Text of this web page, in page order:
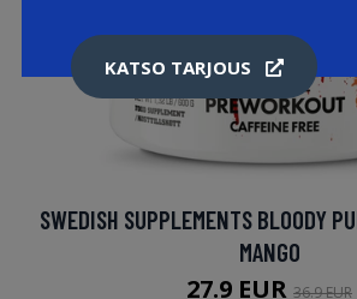
SWEDISH SUPPLEMENTS BLOODY
MANGO
27.9 EUR 36.9 EUR
KATSO TARJOUS